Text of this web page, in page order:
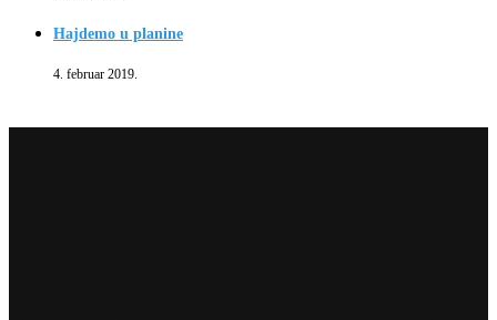
Hajdemo u planine
4. februar 2019.